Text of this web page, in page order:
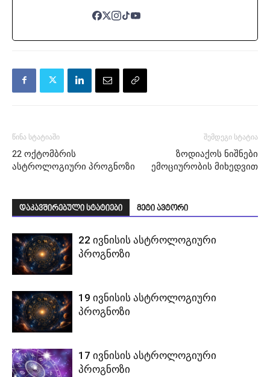
წინა სტატიაში
22 ოქტომბრის
ასტროლოგიური პროგნოზი
შემდეგი სტატია
ზოდიაქოს ნიშნები
ემოციურობის მიხედვით
დაკავშირებული სტატიები მეტი ავტორი
22 ივნისის ასტროლოგიური
პროგნოზი
19 ივნისის ასტროლოგიური
პროგნოზი
17 ივნისის ასტროლოგიური
პროგნოზი